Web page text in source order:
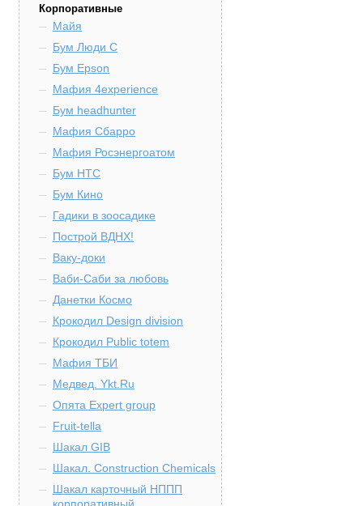
Корпоративные
Майя
Бум Люди С
Бум Epson
Мафия 4experience
Бум headhunter
Мафия Сбарро
Мафия Росэнергоатом
Бум HTC
Бум Кино
Гадики в зоосадике
Построй ВДНХ!
Ваку-доки
Ваби-Саби за любовь
Данетки Космо
Крокодил Design division
Крокодил Public totem
Мафия ТБИ
Медвед. Ykt.Ru
Опята Expert group
Fruit-tella
Шакал GIB
Шакал. Construction Chemicals
Шакал карточный НППП